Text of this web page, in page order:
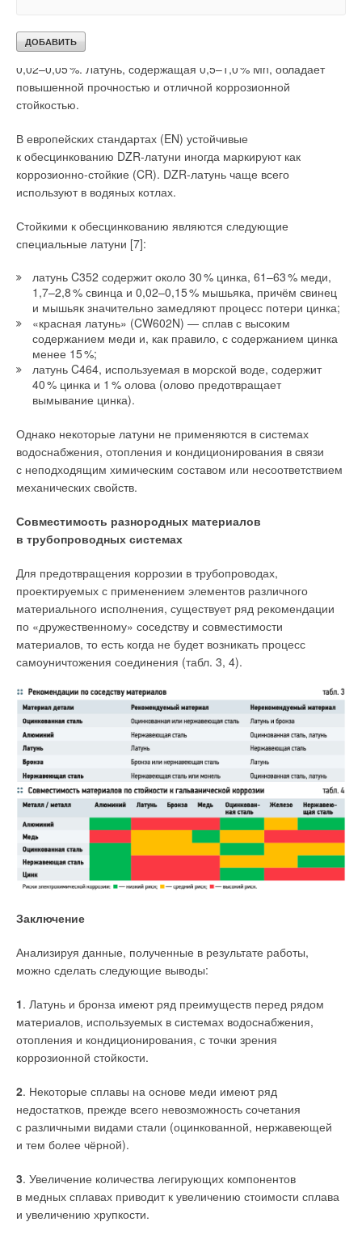
обесцинкования можно добавить небольшое количество
мышьяка (As), сурьмы (Sb) или фосфора (P) — в пределах
0,02–0,05%. Латунь, содержащая 0,5–1,0% Mn, обладает
повышенной прочностью и отличной коррозионной
стойкостью.
В европейских стандартах (EN) устойчивые
к обесцинкованию DZR-латуни иногда маркируют как
коррозионно-стойкие (CR). DZR-латунь чаще всего
используют в водяных котлах.
Стойкими к обесцинкованию являются следующие
специальные латуни [7]:
латунь C352 содержит около 30% цинка, 61–63% меди,
1,7–2,8% свинца и 0,02–0,15% мышьяка, причём свинец
и мышьяк значительно замедляют процесс потери цинка;
«красная латунь» (CW602N) — сплав с высоким
содержанием меди и, как правило, с содержанием цинка
менее 15%;
латунь C464, используемая в морской воде, содержит
40% цинка и 1% олова (олово предотвращает
вымывание цинка).
Однако некоторые латуни не применяются в системах
водоснабжения, отопления и кондиционирования в связи
с неподходящим химическим составом или несоответствием
механических свойств.
Совместимость разнородных материалов
в трубопроводных системах
Для предотвращения коррозии в трубопроводах,
проектируемых с применением элементов различного
материального исполнения, существует ряд рекомендации
по «дружественному» соседству и совместимости
материалов, то есть когда не будет возникать процесс
самоуничтожения соединения (табл. 3, 4).
Заключение
Анализируя данные, полученные в результате работы,
можно сделать следующие выводы:
1. Латунь и бронза имеют ряд преимуществ перед рядом
материалов, используемых в системах водоснабжения,
отопления и кондиционирования, с точки зрения
коррозионной стойкости.
2. Некоторые сплавы на основе меди имеют ряд
недостатков, прежде всего невозможность сочетания
с различными видами стали (оцинкованной, нержавеющей
и тем более чёрной).
3. Увеличение количества легирующих компонентов
в медных сплавах приводит к увеличению стоимости сплава
и увеличению хрупкости.